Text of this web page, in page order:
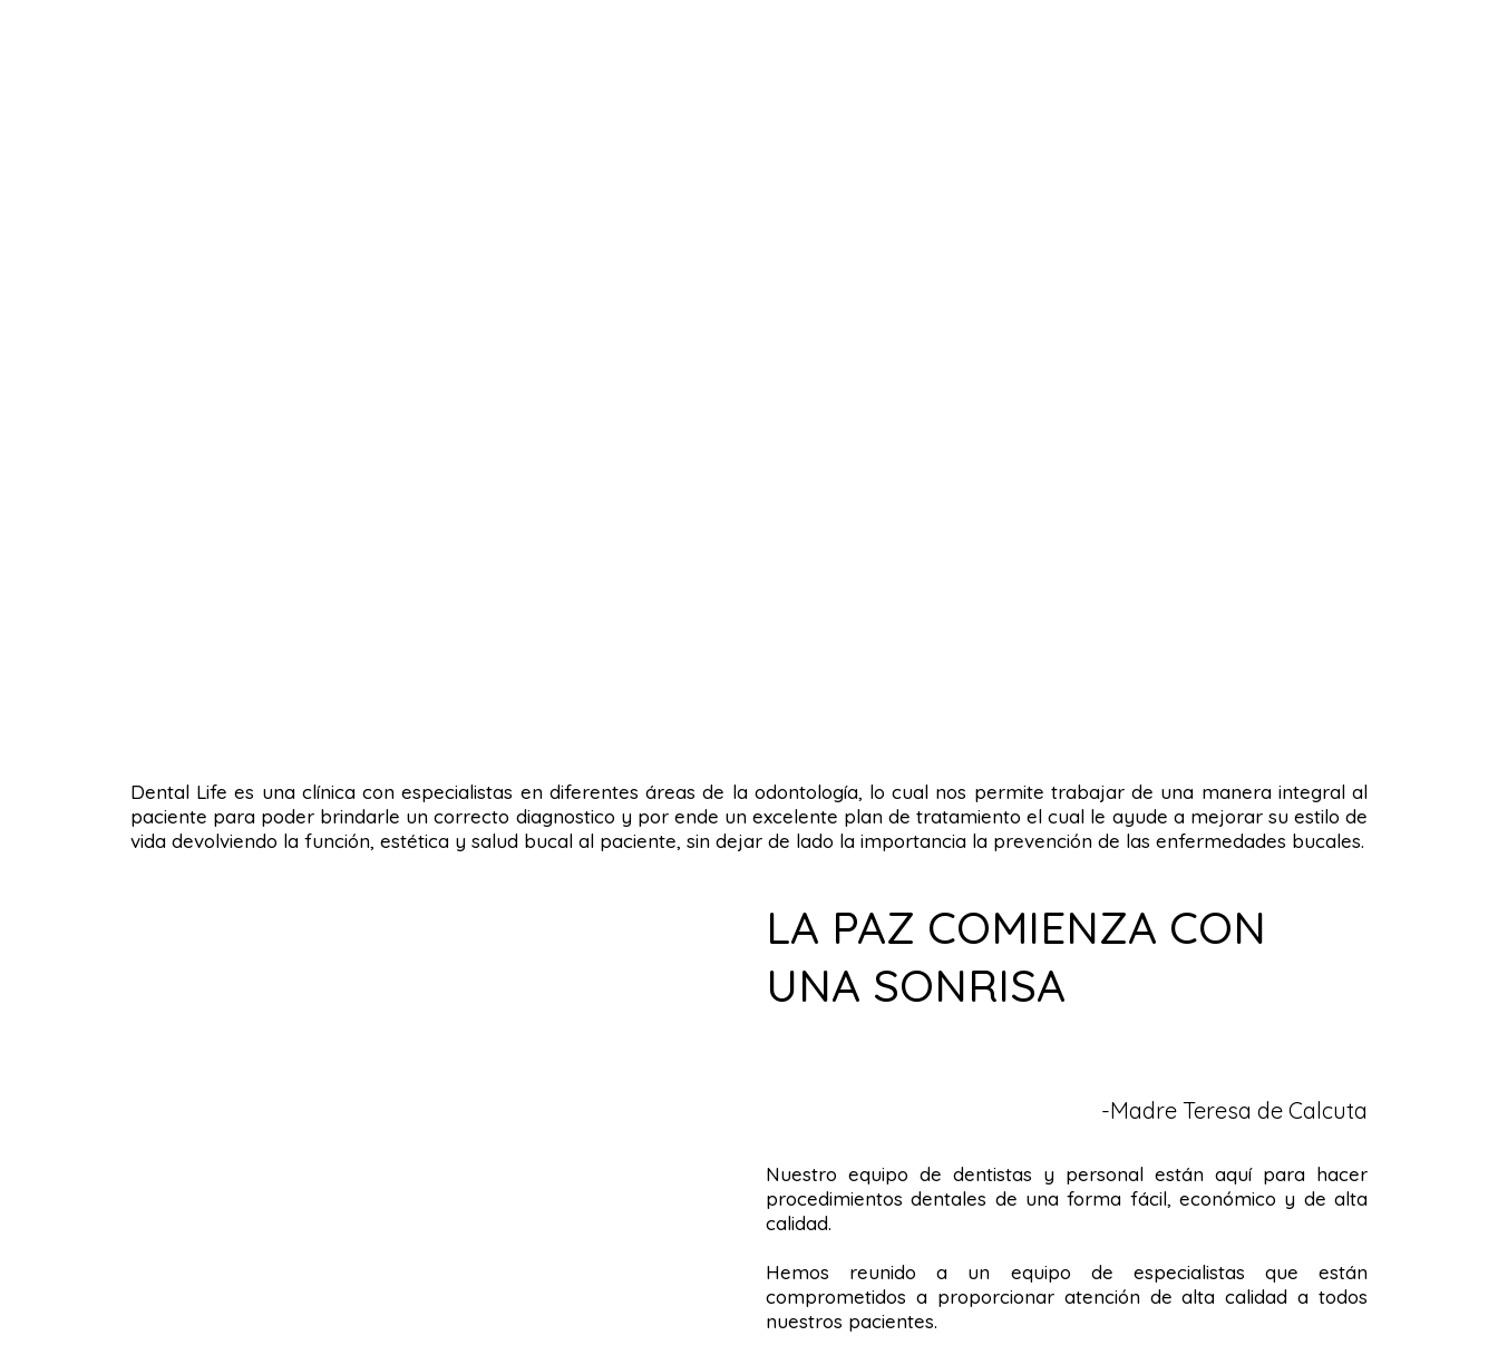
Dental Life es una clínica con especialistas en diferentes áreas de la odontología, lo cual nos permite trabajar de una manera integral al
paciente para poder brindarle un correcto diagnostico y por ende un excelente plan de tratamiento el cual le ayude a mejorar su estilo de
vida devolviendo la función, estética y salud bucal al paciente, sin dejar de lado la importancia la prevención de las enfermedades bucales.
LA PAZ COMIENZA CON
UNA SONRISA
-Madre Teresa de Calcuta
Nuestro equipo de dentistas y personal están aquí para hacer
procedimientos dentales de una forma fácil, económico y de alta
calidad.
Hemos reunido a un equipo de especialistas que están
comprometidos a proporcionar atención de alta calidad a todos
nuestros pacientes.